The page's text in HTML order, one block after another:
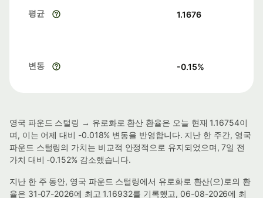
평균 1.1676
변동 -0.15%
영국 파운드 스털링 → 유로화로 환산 환율은 오늘 현재 1.16754이
며, 이는 어제 대비 -0.018% 변동을 반영합니다. 지난 한 주간, 영국
파운드 스털링의 가치는 비교적 안정적으로 유지되었으며, 7일 전
가치 대비 -0.152% 감소했습니다.
지난 한 주 동안, 영국 파운드 스털링에서 유로화로 환산(으)로의 환
율은 31-07-2026에 최고 1.16932를 기록했고, 06-08-2026에 최